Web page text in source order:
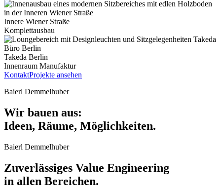
Innere Wiener Straße
Komplettausbau
Takeda Berlin
Innenraum Manufaktur
KontaktProjekte ansehen
Baierl Demmelhuber
Wir bauen aus:
Ideen, Räume, Möglichkeiten.
Baierl Demmelhuber
Zuverlässiges Value Engineering
in allen Bereichen.